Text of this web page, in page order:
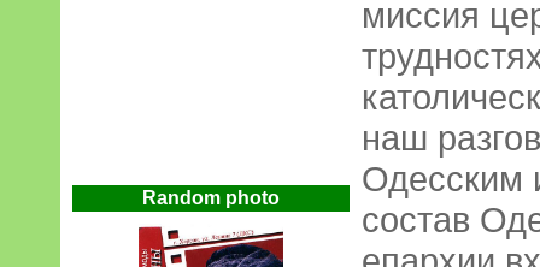
Random photo
миссия
наш
Одесским
состав